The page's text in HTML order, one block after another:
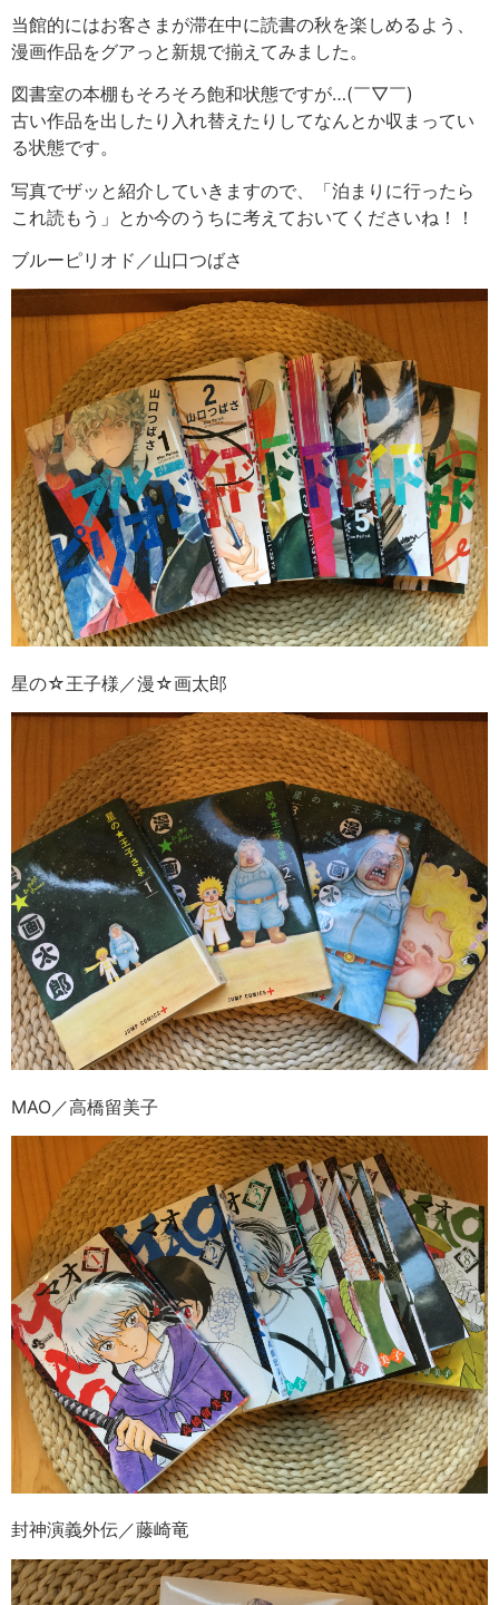
当館的にはお客さまが滞在中に読書の秋を楽しめるよう、
漫画作品をグアっと新規で揃えてみました。
図書室の本棚もそろそろ飽和状態ですが…(￣▽￣)
古い作品を出したり入れ替えたりしてなんとか収まってい
る状態です。
写真でザッと紹介していきますので、「泊まりに行ったら
これ読もう」とか今のうちに考えておいてくださいね！！
ブルーピリオド／山口つばさ
星の☆王子様／漫☆画太郎
MAO／高橋留美子
封神演義外伝／藤崎竜